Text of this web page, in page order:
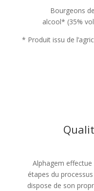
Bourgeons de
alcool* (35%
* Produit issu de
Alphagem
étapes du
dispose de son